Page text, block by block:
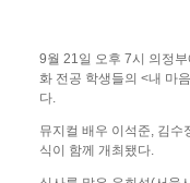
9월 21일 오후 7시 의정
화 전공 학생들의 <내 마
다.
뮤지컬 배우 이석준, 김
식이 함께 개최됐다.